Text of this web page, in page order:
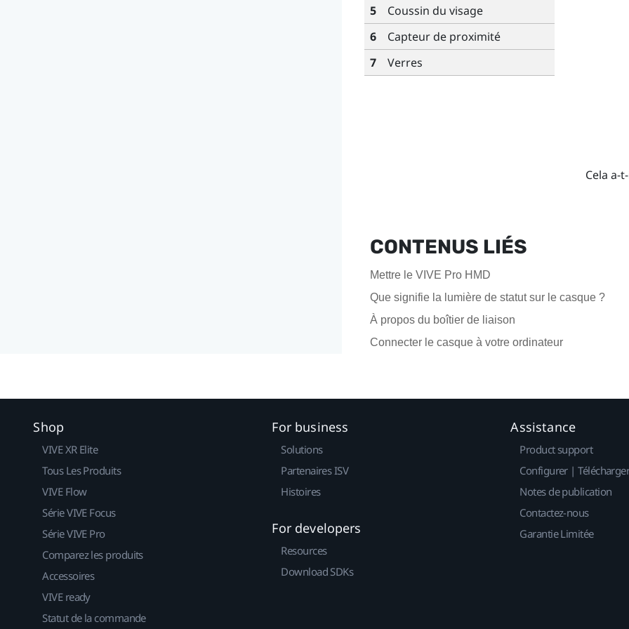
5
Coussin du visage
6
Capteur de proximité
7
Verres
Cela a-
CONTENUS LIÉS
Mettre le VIVE Pro HMD
Que signifie la lumière de statut sur le casque ?
À propos du boîtier de liaison
Connecter le casque à votre ordinateur
Shop
VIVE XR Elite
Tous Les Produits
VIVE Flow
Série VIVE Focus
Série VIVE Pro
Comparez les produits
Accessoires
VIVE ready
Statut de la commande
For business
Solutions
Partenaires ISV
Histoires
For developers
Resources
Download SDKs
Assistance
Product support
Configurer |
Notes de publication
Contactez-nous
Garantie Limitée